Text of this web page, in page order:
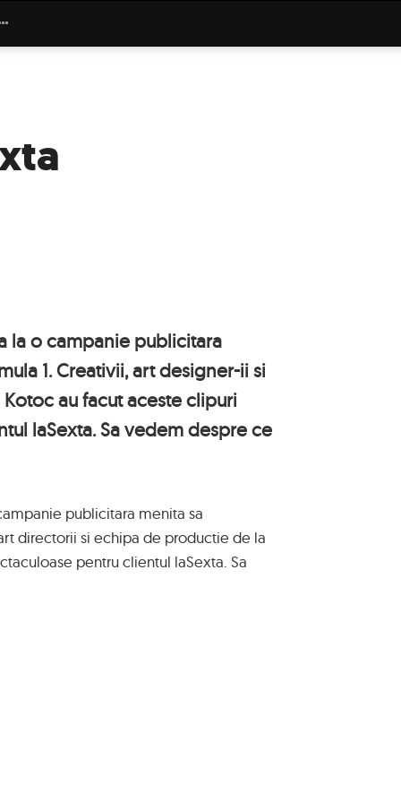
la o campanie publicitara
1. Creativii, art designer-ii si
au facut aceste clipuri
laSexta. Sa vedem despre ce
publicitara menita sa
directorii si echipa de productie de la
pentru clientul laSexta. Sa